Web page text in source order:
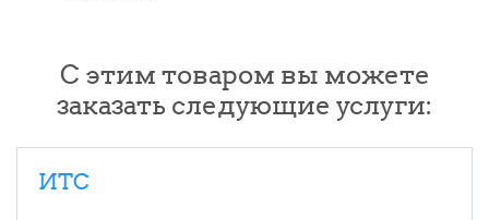
С этим товаром вы можете
заказать следующие услуги:
ИТС